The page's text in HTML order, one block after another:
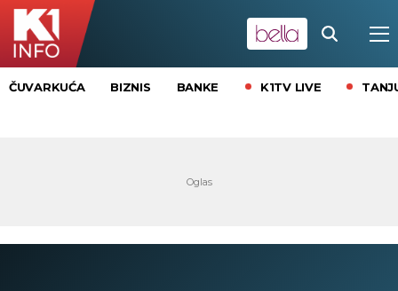
ČUVARKUĆA BIZNIS BANKE K1TV LIVE